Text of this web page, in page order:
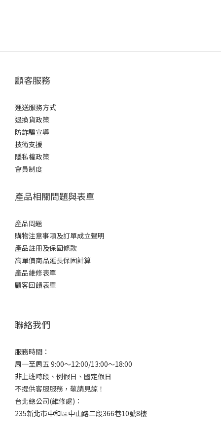
顧客服務
運送服務方式
退換貨政策
防詐騙宣導
技術支援
隱私權政策
會員制度
產品相關問題與表單
產品問題
購物注意事項及訂單成立聲明
產品註冊及保固條款
高單價商品延長保固計算
產品維修表單
顧客回饋表單
聯絡我們
服務時間：
周一至周五 9:00～12:00/13:00～18:00
非上班時段、例假日、國定假日
不提供客服服務，敬請見諒！
台北總公司(維修處)：
235新北市中和區中山路二段366巷10號8樓